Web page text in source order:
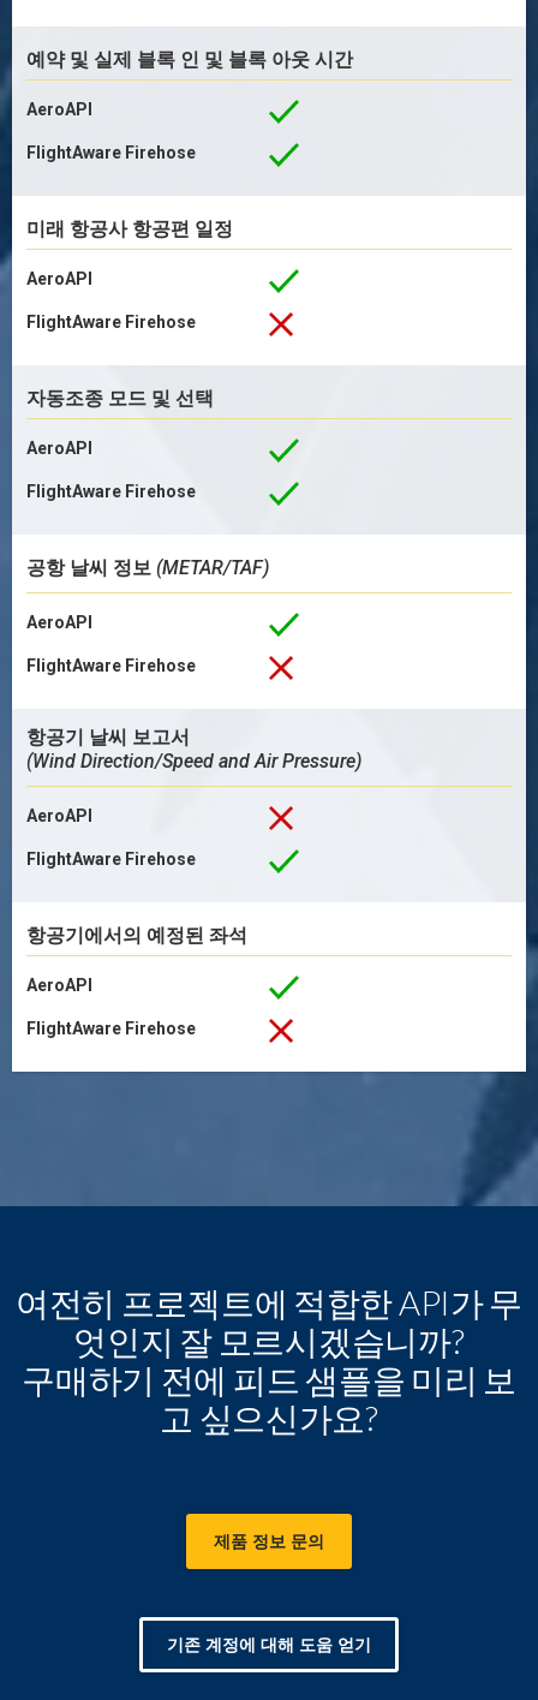
예약 및 실제 블록 인 및 블록 아웃 시간
AeroAPI
FlightAware Firehose
미래 항공사 항공편 일정
AeroAPI
FlightAware Firehose
자동조종 모드 및 선택
AeroAPI
FlightAware Firehose
공항 날씨 정보 (METAR/TAF)
AeroAPI
FlightAware Firehose
항공기 날씨 보고서
(Wind Direction/Speed and Air Pressure)
AeroAPI
FlightAware Firehose
항공기에서의 예정된 좌석
AeroAPI
FlightAware Firehose
여전히 프로젝트에 적합한 API가 무
엇인지 잘 모르시겠습니까?
구매하기 전에 피드 샘플을 미리 보
고 싶으신가요?
제품 정보 문의
기존 계정에 대해 도움 얻기